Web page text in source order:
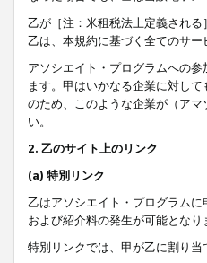
乙が［注：米租税法上定義され
乙は、本規約に基づく全てのサ
アソシエイト・プログラムへの
ます。甲はいかなる企業に対し
のため、このような企業が（ア
い。
2. 乙のサイト上のリンク
(a) 特別リンク
乙はアソシエイト・プログラム
および紹介料の発生が可能となり
特別リンクでは、甲が乙に割り